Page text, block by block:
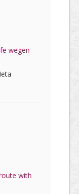
wegen
with